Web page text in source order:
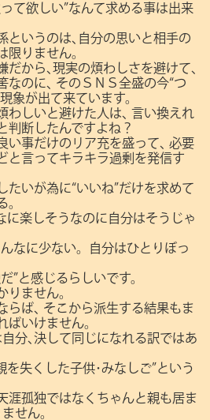
て欲しい”なんて求める事は出来
というのは､自分の思いと相手の
限りません。
だから､現実の煩わしさを避けて､
なのに､
そのＳＮＳ全盛の今“つ
象が出て来ています。
わしいと避けた人は､
言い換えれ
判断したんですよね？
い事だけのリア充を盛って､
必要
と言ってキラキラ過剰を発信す
たいが為に“いいね”だけを求めて
。
に楽しそうなのに自分はそうじゃ
なに少ない。自分はひとりぼっ
”と感じるらしいです。
りません。
らば､
そこから派生する結果もま
ばいけません。
分､決して同じになれる訳ではあ
を失くした子供･みなしご”という
涯孤独ではなくちゃんと親も居ま
せん。